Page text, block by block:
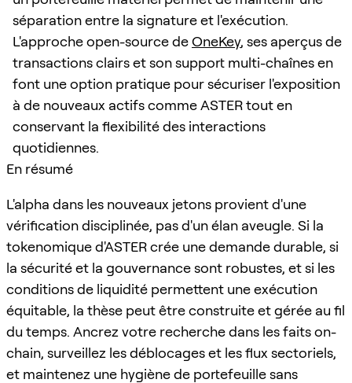
séparation entre la signature et l'exécution.
L'approche open-source deOneKey, ses aperçus de
transactions clairs et son support multi-chaînes en
font une option pratique pour sécuriser l'exposition
à de nouveaux actifs comme ASTER tout en
conservant la flexibilité des interactions
quotidiennes.
En résumé
L'alpha dans les nouveaux jetons provient d'une
vérification disciplinée, pas d'un élan aveugle. Si la
tokenomique d'ASTER crée une demande durable, si
la sécurité et la gouvernance sont robustes, et si les
conditions de liquidité permettent une exécution
équitable, la thèse peut être construite et gérée au fil
du temps. Ancrez votre recherche dans les faits on-
chain, surveillez les déblocages et les flux sectoriels,
et maintenez une hygiène de portefeuille sans